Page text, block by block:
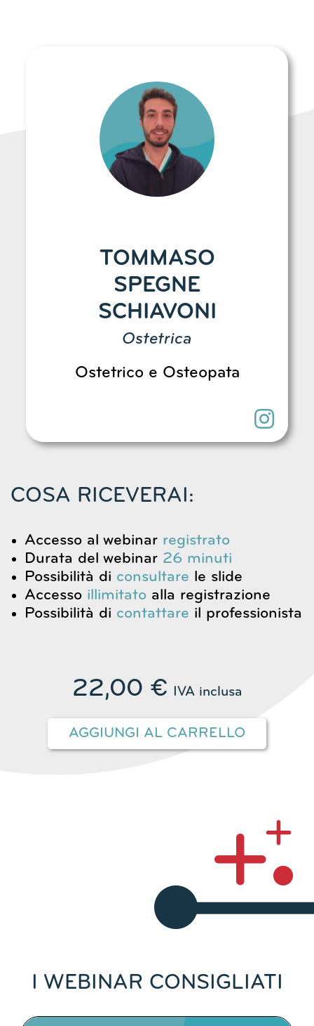
TOMMASO
SPEGNE
SCHIAVONI
Ostetrica
Ostetrico e Osteopata
COSA RICEVERAI:
Accesso al webinar registrato
Durata del webinar 26 minuti
Possibilità di consultare le slide
Accesso illimitatoalla registrazione
Possibilità di contattare il professionista
22,00 € IVA inclusa
AGGIUNGI AL CARRELLO
I WEBINAR CONSIGLIATI